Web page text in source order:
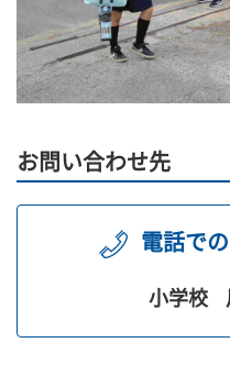
お問い合わせ先
電話で
小学校